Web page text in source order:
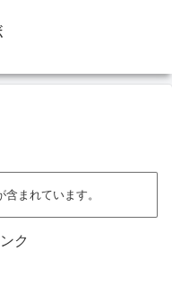
まれています。
ク